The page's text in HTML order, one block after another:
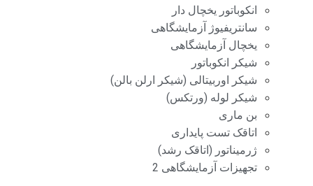
انکوباتور یخچال دار
سانتریفیوژ آزمایشگاهی
یخچال آزمایشگاهی
شیکر انکوباتور
شیکر اوربیتالی (شیکر ارلن بالن)
شیکر لوله (ورتکس)
بن ماری
اتاقک تست پایداری
ژرمیناتور (اتاقک رشد)
تجهیزات آزمایشگاهی 2